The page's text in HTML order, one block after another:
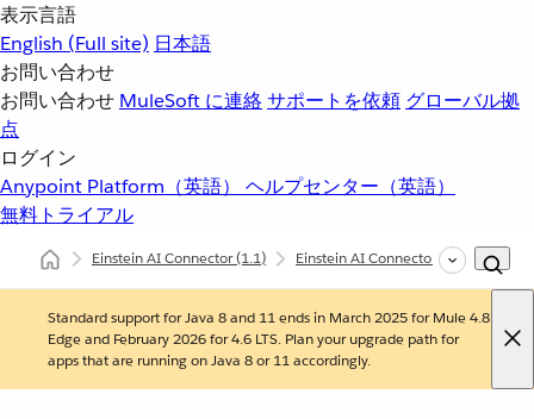
表示言語
English (Full site) 日本語
お問い合わせ
お問い合わせ MuleSoft に連絡サポートを依頼 グローバル拠
点
ログイン
Anypoint Platform（英語） ヘルプセンター（英語）
無料トライアル
Einstein AI Connector(1.1) Einstein AI Connector の追加設定情
Standard support for Java 8 and 11 ends in March 2025 for Mule 4.8
Edge and February 2026 for 4.6 LTS. Plan your upgrade path for
apps that are running on Java 8 or 11 accordingly.